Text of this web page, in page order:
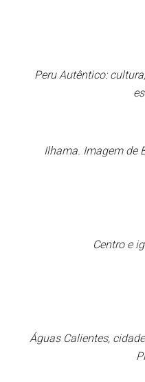
Peru Autêntico:
Ilhama. Imagem de
Centro e
Águas Calientes,